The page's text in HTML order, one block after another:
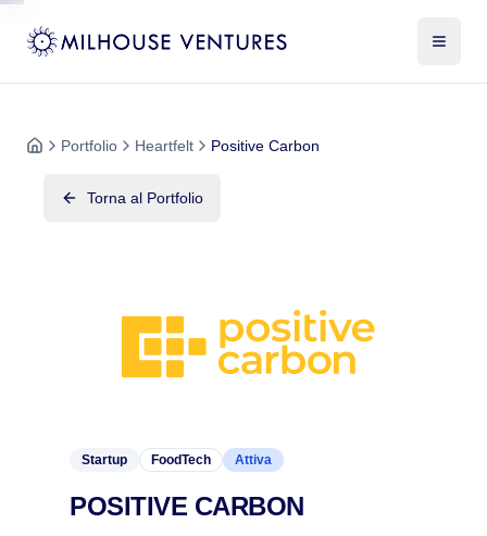
Portfolio Heartfelt Positive Carbon
Torna al Portfolio
Startup FoodTech Attiva
POSITIVE CARBON